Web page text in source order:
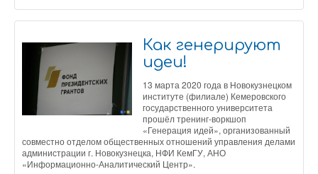
Как генерируют
идеи!
13 марта 2020 года в Новокузнецком
институте (филиале) Кемеровского
государственного университета
прошёл тренинг-воркшоп
«Генерация идей», организованный
совместно отделом общественных отношений управления делами
администрации г. Новокузнецка, НФИ КемГУ, АНО
«Информационно-Аналитический Центр».